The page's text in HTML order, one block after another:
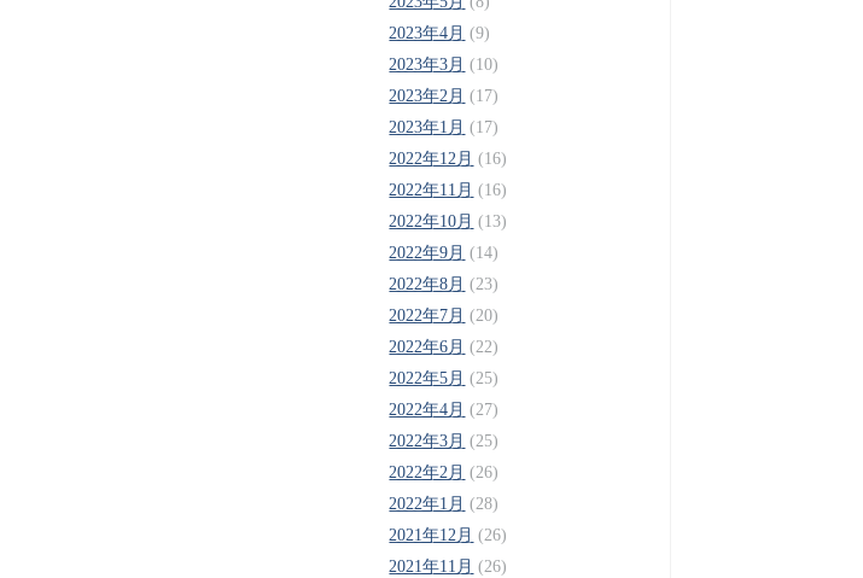
2023年4月 (9)
2023年3月 (10)
2023年2月 (17)
2023年1月 (17)
2022年12月 (16)
2022年11月 (16)
2022年10月 (13)
2022年9月 (14)
2022年8月 (23)
2022年7月 (20)
2022年6月 (22)
2022年5月 (25)
2022年4月 (27)
2022年3月 (25)
2022年2月 (26)
2022年1月 (28)
2021年12月 (26)
2021年11月 (26)